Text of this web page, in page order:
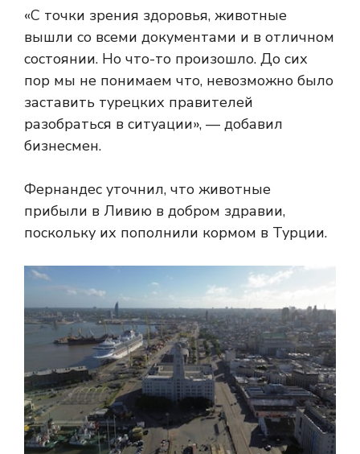
«С точки зрения здоровья, животные
вышли со всеми документами и в отличном
состоянии. Но что-то произошло. До сих
пор мы не понимаем что, невозможно было
заставить турецких правителей
разобраться в ситуации», — добавил
бизнесмен.
Фернандес уточнил, что животные
прибыли в Ливию в добром здравии,
поскольку их пополнили кормом в Турции.